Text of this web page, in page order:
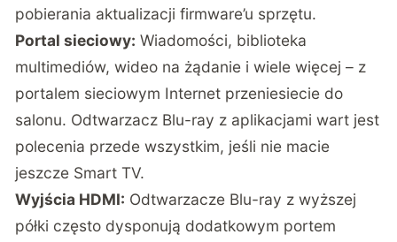
pobierania aktualizacji firmware’u sprzętu.
Portal sieciowy: Wiadomości, biblioteka
multimediów, wideo na żądanie i wiele więcej – z
portalem sieciowym Internet przeniesiecie do
salonu. Odtwarzacz Blu-ray z aplikacjami wart jest
polecenia przede wszystkim, jeśli nie macie
jeszcze Smart TV.
Wyjścia HDMI: Odtwarzacze Blu-ray z wyższej
półki często dysponują dodatkowym portem